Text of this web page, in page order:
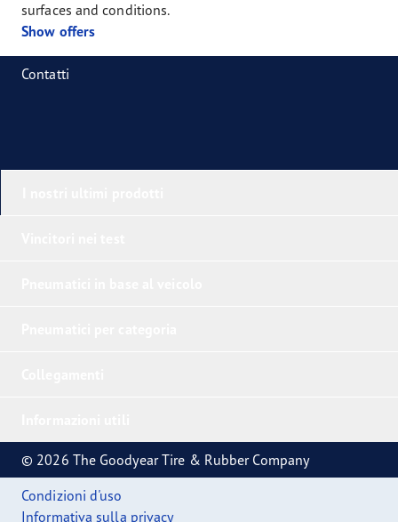
surfaces and conditions.
Show offers
Contatti
© 2026 The Goodyear Tire & Rubber Company
Condizioni d'uso
Informativa sulla privacy